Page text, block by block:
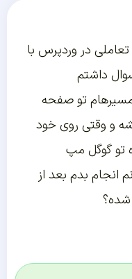
در وردپرس با
داشتم
تو صفحه
و وقتی روی خود
تو گوگل مپ
انجام بدم بعد از